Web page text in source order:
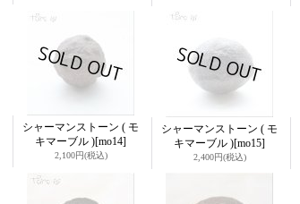
シャーマンストーン ( モ
キマーブル )[mo14]
2,100円(税込)
シャーマンストーン ( モ
キマーブル )[mo15]
2,400円(税込)